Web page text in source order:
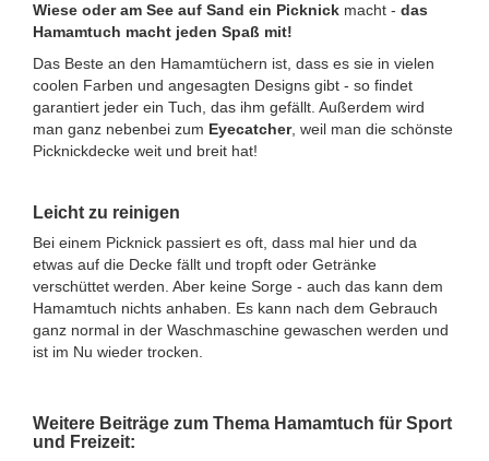
Wiese oder am See auf Sand ein Picknick macht - das
Hamamtuch macht jeden Spaß mit!
Das Beste an den Hamamtüchern ist, dass es sie in vielen
coolen Farben und angesagten Designs gibt - so findet
garantiert jeder ein Tuch, das ihm gefällt. Außerdem wird
man ganz nebenbei zum Eyecatcher, weil man die schönste
Picknickdecke weit und breit hat!
Leicht zu reinigen
Bei einem Picknick passiert es oft, dass mal hier und da
etwas auf die Decke fällt und tropft oder Getränke
verschüttet werden. Aber keine Sorge - auch das kann dem
Hamamtuch nichts anhaben. Es kann nach dem Gebrauch
ganz normal in der Waschmaschine gewaschen werden und
ist im Nu wieder trocken.
Weitere Beiträge zum Thema Hamamtuch für Sport
und Freizeit: